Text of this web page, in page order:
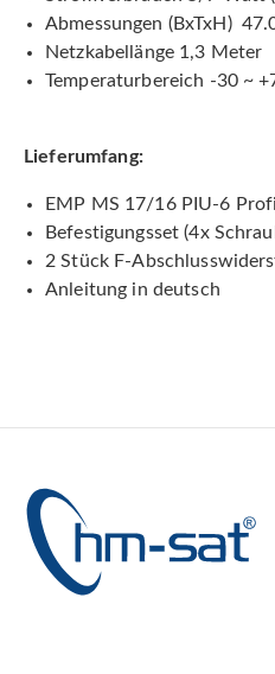
Abmessungen (BxTxH)
Netzkabellänge 1,3 Meter
Temperaturbereich -30 ~
Lieferumfang:
EMP MS 17/16 PIU-6
Befestigungsset (4x
2 Stück F-
Anleitung in deutsch